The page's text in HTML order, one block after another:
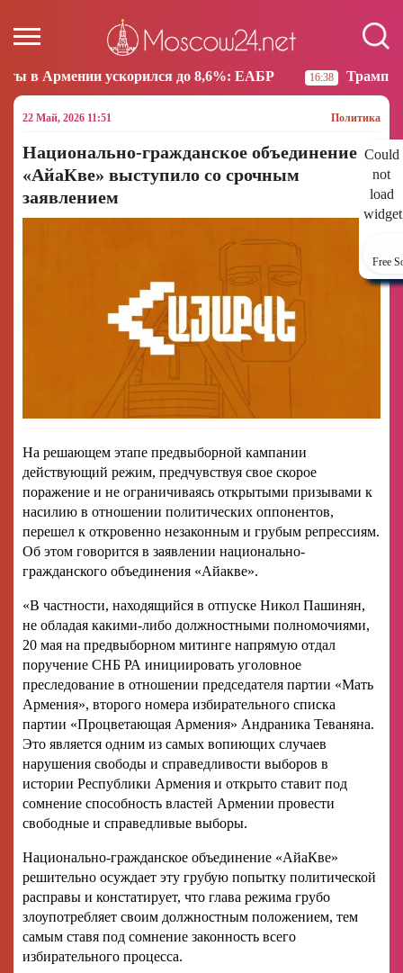
до 8,6%: ЕАБР 16:38 Трамп: США больше не
22 Май, 2026 11:51 Политика
Could
not
load
Free
Национально-гражданское объединение
«АйаКве» выступило со срочным
заявлением
На решающем этапе предвыборной кампании
действующий режим, предчувствуя свое скорое
поражение и не ограничиваясь открытыми призывами к
насилию в отношении политических оппонентов,
перешел к откровенно незаконным и грубым репрессиям.
Об этом говорится в заявлении национально-
гражданского объединения «Айакве».
«В частности, находящийся в отпуске Никол Пашинян,
не обладая какими-либо должностными полномочиями,
20 мая на предвыборном митинге напрямую отдал
поручение СНБ РА инициировать уголовное
преследование в отношении председателя партии «Мать
Армения», второго номера избирательного списка
партии «Процветающая Армения» Андраника Теваняна.
Это является одним из самых вопиющих случаев
нарушения свободы и справедливости выборов в
истории Республики Армения и открыто ставит под
сомнение способность властей Армении провести
свободные и справедливые выборы.
Национально-гражданское объединение «АйаКве»
решительно осуждает эту грубую попытку политической
расправы и констатирует, что глава режима грубо
злоупотребляет своим должностным положением, тем
самым ставя под сомнение законность всего
избирательного процесса.